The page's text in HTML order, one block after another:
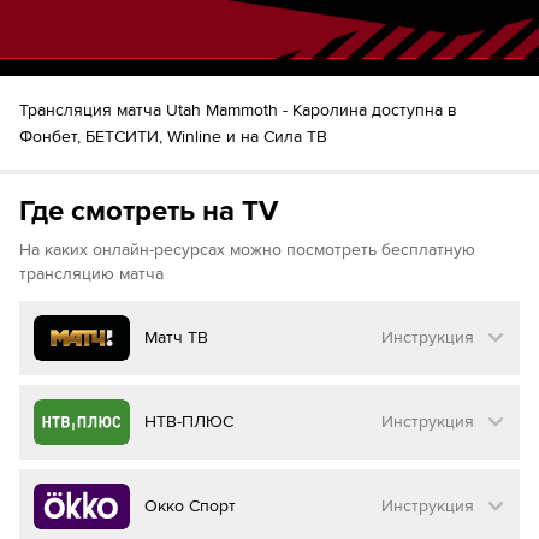
59:37
Шайба!
Шон Уокер
Джордан Мартинук + Джордан Стаал
Трансляция матча Utah Mammoth - Каролина доступна в
Фонбет, БЕТСИТИ, Winline и на Сила ТВ
Где смотреть на TV
На каких онлайн-ресурсах можно посмотреть бесплатную
трансляцию матча
Матч ТВ Инструкция
Как смотреть бесплатно трансляцию матча
Матч ТВ
Инструкция
Перейдите на сайт МАТЧ ТВ
НТВ-ПЛЮС Инструкция
Как смотреть бесплатно трансляцию матча
на НТВ ПЛЮС
Окко Спорт Инструкция